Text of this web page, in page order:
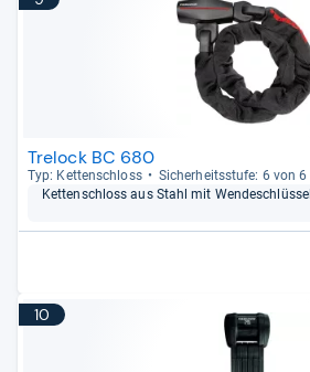
Trelock BC 680
Typ: Ket­ten­schloss Sicher­heits­stufe: 6 von 6
Ket­ten­schloss aus Stahl mit Wen­de­schlüs­sel
10